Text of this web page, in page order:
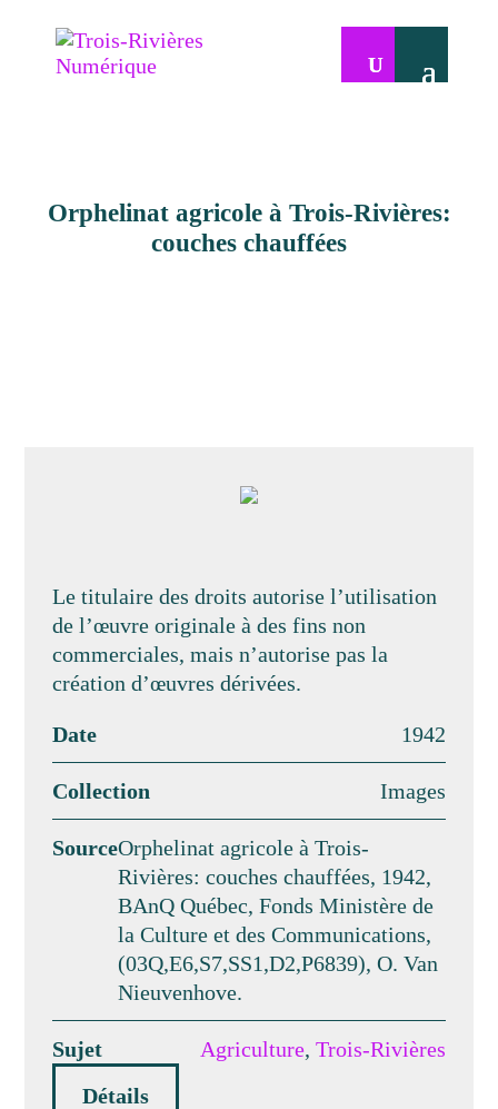
Orphelinat agricole à Trois-Rivières:
couches chauffées
Le titulaire des droits autorise l’utilisation
de l’œuvre originale à des fins non
commerciales, mais n’autorise pas la
création d’œuvres dérivées.
Date 1942
Collection Images
SourceOrphelinat agricole à Trois-
Rivières: couches chauffées, 1942,
BAnQ Québec, Fonds Ministère de
la Culture et des Communications,
(03Q,E6,S7,SS1,D2,P6839), O. Van
Nieuvenhove.
Sujet Agriculture, Trois-Rivières
Détails